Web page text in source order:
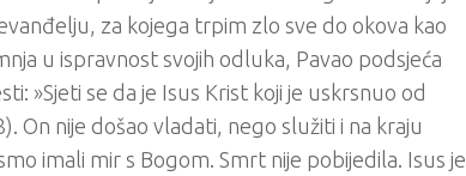
za kojega trpim zlo sve do okova kao
u ispravnost svojih odluka, Pavao podsjeća
»Sjeti se da je Isus Krist koji je uskrsnuo od
On nije došao vladati, nego služiti i na kraju
imali mir s Bogom. Smrt nije pobijedila. Isus je